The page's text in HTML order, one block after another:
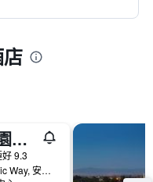
迪士尼樂園酒店 - 位於迪士尼樂園度假村 - 安納海姆
好 9.3
1150 West Magic Way, 安那翰, CA, 美國